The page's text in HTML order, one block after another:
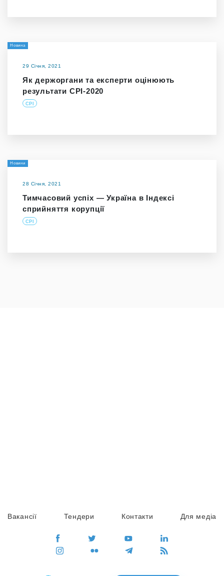
Новина
29 Січня, 2021
Як держоргани та експерти оцінюють
результати СРІ-2020
CPI
Новини
28 Січня, 2021
Тимчасовий успіх — Україна в Індексі
сприйняття корупції
CPI
Вакансії Тендери Контакти Для медіа